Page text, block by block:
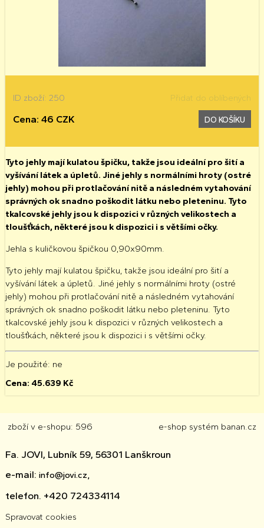
ID zboží: 250 Přidat do oblíbených
Cena: 46 CZK DO KOŠÍKU
Tyto jehly mají kulatou špičku, takže jsou ideální pro šití a
vyšívání látek a úpletů. Jiné jehly s normálními hroty (ostré
jehly) mohou při protlačování nitě a následném vytahování
správných ok snadno poškodit látku nebo pleteninu. Tyto
tkalcovské jehly jsou k dispozici v různých velikostech a
tloušťkách, některé jsou k dispozici i s většími očky.
Jehla s kuličkovou špičkou 0,90x90mm.
Tyto jehly mají kulatou špičku, takže jsou ideální pro šití a
vyšívání látek a úpletů. Jiné jehly s normálními hroty (ostré
jehly) mohou při protlačování nitě a následném vytahování
správných ok snadno poškodit látku nebo pleteninu. Tyto
tkalcovské jehly jsou k dispozici v různých velikostech a
tloušťkách, některé jsou k dispozici i s většími očky.
Je použité: ne
Cena: 45.639 Kč
zboží v e-shopu: 596 e-shop systém banan.cz
Fa. JOVI, Lubník 59, 56301 Lanškroun
e-mail: info@jovi.cz,
telefon. +420 724334114
Spravovat cookies